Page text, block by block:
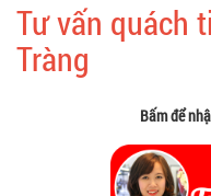
Tư vấn quách
Tràng
Bấm để